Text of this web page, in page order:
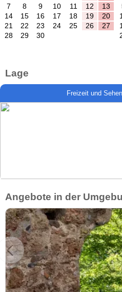
7
8 9 10 11 12
13
14
15 16 17 18 19
20
21
22 23 24 25 26
27
28
29 30
Lage
Freizeit und
Angebote in der